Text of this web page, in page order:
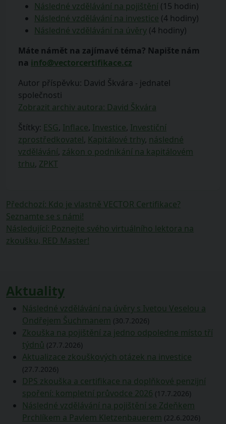
Následné vzdělávání na pojištění (15 hodin)
Následné vzdělávání na investice (4 hodiny)
Následné vzdělávání na úvěry (4 hodiny)
Máte námět na zajímavé téma? Napište nám
na info@vectorcertifikace.cz
Autor příspěvku: David Škvára - jednatel
společnosti
Zobrazit archiv autora: David Škvára
Štítky: ESG, Inflace, Investice, Investiční
zprostředkovatel, Kapitálové trhy, následné
vzdělávání, zákon o podnikání na kapitálovém
trhu, ZPKT
Navigace
pro
příspěvek
Předchozí: Předchozí
příspěvek:
Kdo je vlastně VECTOR Certifikace?
Seznamte se s námi!
Následující: Následující
příspěvek:
Poznejte svého virtuálního lektora na
zkoušku, RED Master!
Aktuality
Následné vzdělávání na úvěry s Ivetou Veselou a
Ondřejem Šuchmanem (30.7.2026)
Zkouška na pojištění za jedno odpoledne místo tří
týdnů (27.7.2026)
Aktualizace zkouškových otázek na investice
(27.7.2026)
DPS zkouška a certifikace na doplňkové penzijní
spoření: kompletní průvodce 2026 (17.7.2026)
Následné vzdělávání na pojištění se Zdeňkem
Prchlíkem a Pavlem Kletzenbauerem (22.6.2026)